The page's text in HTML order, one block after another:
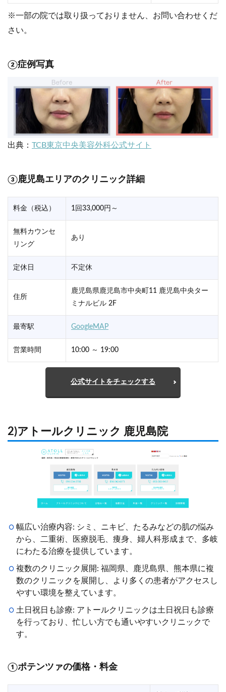
※一部の院では取り扱っておりません、お問い合わせくだ
さい。
②症例写真
出典： TCB東京中央美容外科公式サイト
③鹿児島エリアのクリニック詳細
料金（税込） 1回33,000円～
無料カウンセ
リング
あり
定休日 不定休
住所
鹿児島県鹿児島市中央町11 鹿児島中央ター
ミナルビル 2F
最寄駅 GoogleMAP
営業時間 10:00 ～ 19:00
公式サイトをチェックする
2)アトールクリニック 鹿児島院
幅広い治療内容: シミ、ニキビ、たるみなどの肌の悩み
から、二重術、医療脱毛、痩身、婦人科形成まで、多岐
にわたる治療を提供しています。
複数のクリニック展開: 福岡県、鹿児島県、熊本県に複
数のクリニックを展開し、より多くの患者がアクセスし
やすい環境を整えています。
土日祝日も診療: アトールクリニックは土日祝日も診療
を行っており、忙しい方でも通いやすいクリニックで
す。
①ポテンツァの価格・料金